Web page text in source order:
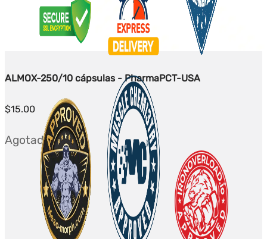
ALMOX-250/10 cápsulas - PharmaPCT-USA
$15.00
Agotado